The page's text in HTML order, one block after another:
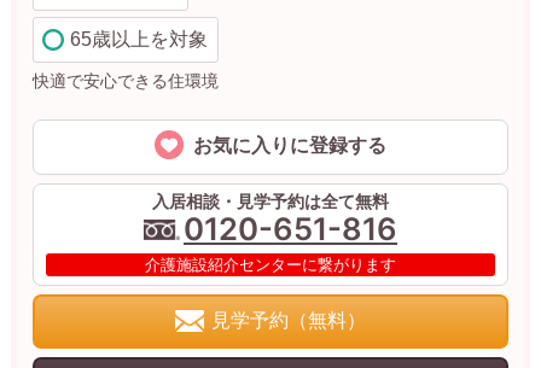
快適で安心できる住環境
65歳以上を対象
お気に入りに登録する
入居相談・見学予約は全て無料
0120-651-816
介護施設紹介センターに繋がります
見学予約（無料）